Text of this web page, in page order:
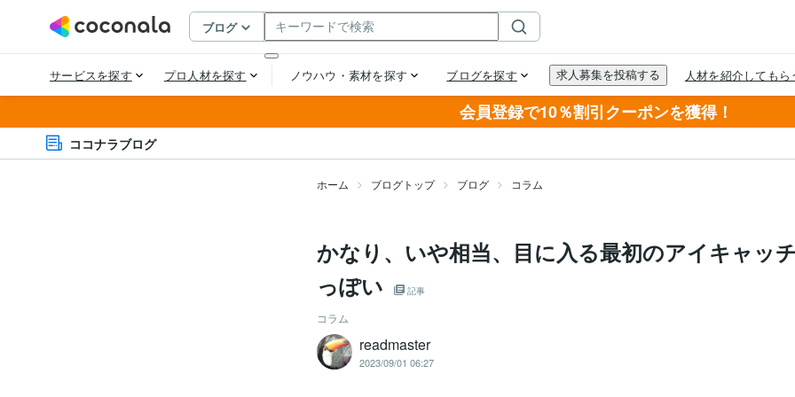
会員登録で10％割引クーポンを獲得！
ココナラブログ
ホーム ブログトップ ブログ コラム
かなり、いや相当、目に入る最初のアイキャッ
っぽい
記事
コラム
readmaster
2023/09/01 06:27